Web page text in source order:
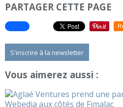
PARTAGER CETTE PAGE
S'inscrire à la newsletter
Vous aimerez aussi :